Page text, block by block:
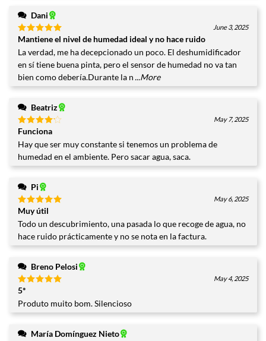
Dani
Valorado
con
de
5
June 3, 2025
Mantiene el nivel de humedad ideal y no hace ruido
La verdad, me ha decepcionado un poco. El deshumidificador
en sí tiene buena pinta, pero el sensor de humedad no va tan
bien como debería.Durante la n ...More
Beatriz
Valorado
con
de 5
May 7, 2025
Funciona
Hay que ser muy constante si tenemos un problema de
humedad en el ambiente. Pero sacar agua, saca.
Pi
Valorado
con
de
5
May 6, 2025
Muy útil
Todo un descubrimiento, una pasada lo que recoge de agua, no
hace ruido prácticamente y no se nota en la factura.
Breno Pelosi
Valorado
con
de
5
May 4, 2025
5*
Produto muito bom. Silencioso
María Domínguez Nieto